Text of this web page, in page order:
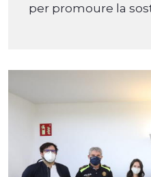
per promoure la